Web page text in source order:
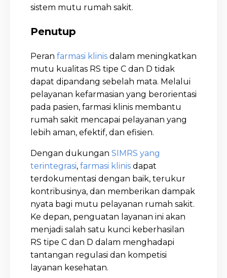
sistem mutu rumah sakit.
Penutup
Peran farmasi klinis dalam meningkatkan
mutu kualitas RS tipe C dan D tidak
dapat dipandang sebelah mata. Melalui
pelayanan kefarmasian yang berorientasi
pada pasien, farmasi klinis membantu
rumah sakit mencapai pelayanan yang
lebih aman, efektif, dan efisien.
Dengan dukungan SIMRS yang
terintegrasi, farmasi klinis dapat
terdokumentasi dengan baik, terukur
kontribusinya, dan memberikan dampak
nyata bagi mutu pelayanan rumah sakit.
Ke depan, penguatan layanan ini akan
menjadi salah satu kunci keberhasilan
RS tipe C dan D dalam menghadapi
tantangan regulasi dan kompetisi
layanan kesehatan.